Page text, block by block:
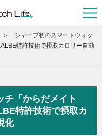
シャープ初のスマートウォッ
特許技術で摂取カロリー自動
チ「からだメイト
特許技術で摂取カ
化